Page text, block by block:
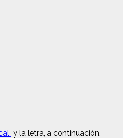
y la letra, a continuación.